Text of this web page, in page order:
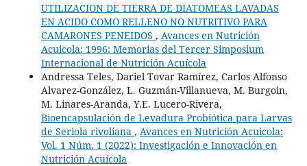
UTILIZACION DE TIERRA DE DIATOMEAS LAVADAS
EN ACIDO COMO RELLENO NO NUTRITIVO PARA
CAMARONES PENEIDOS , Avances en Nutrición
Acuicola: 1996: Memorias del Tercer Simposium
Internacional de Nutrición Acuícola
Andressa Teles, Dariel Tovar Ramírez, Carlos Alfonso
Alvarez-González, L. Guzmán-Villanueva, M. Burgoin,
M. Linares-Aranda, Y.E. Lucero-Rivera,
Bioencapsulación de Levadura Probiótica para Larvas
de Seriola rivoliana , Avances en Nutrición Acuicola:
Vol. 1 Núm. 1 (2022): Investigación e Innovación en
Nutrición Acuícola